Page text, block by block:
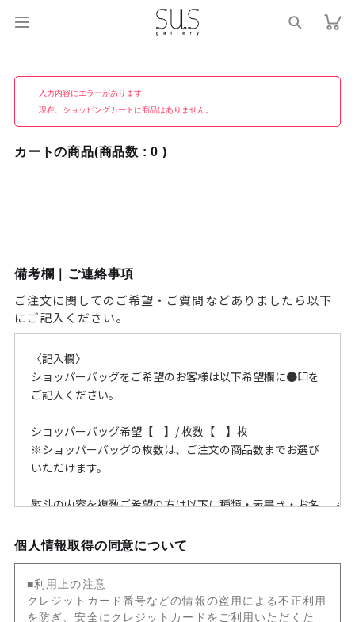
入力内容にエラーがあります
現在、ショッピングカートに商品はありません。
カートの商品(商品数 : 0 )
備考欄｜ご連絡事項
ご注文に関してのご希望・ご質問などありましたら以下
にご記入ください。
個人情報取得の同意について